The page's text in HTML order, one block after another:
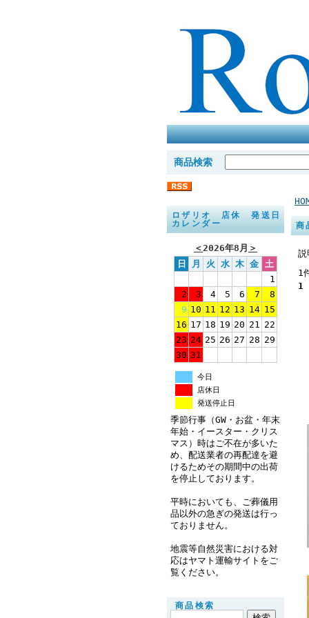
商品検索
ロザリオ 店休 発送日
カレンダー
＜2026年8月 ＞
日
月 火 水 木 金 土
1
2
3 4 5 6 7
8
9 10 11 12 13 14 15
16 17 18 19 20 21 22
23 24 25 26 27 28 29
30 31
今日
店休日
発送停止日
季節行事（GW・お盆・年末
年始・イースター・クリス
マス）時はご不在が多いた
め、配送業者の再配達を避
けるためその期間中の出荷
を停止しております。
平時においても、ご葬儀用
品以外の急ぎの発送は行っ
ておりません。
地震等自然災害における対
応はヤマト運輸サイトをご
覧ください。
商品検索
商
1
1